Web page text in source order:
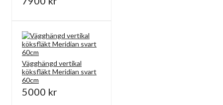
Vägghängd vertikal
köksfläkt Meridian svart
60cm
5000 kr